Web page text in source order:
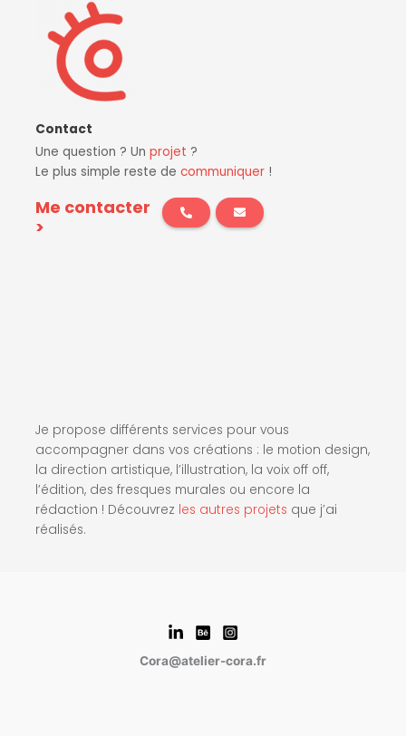
Contact
Une question ? Unprojet ?
Le plus simple reste decommuniquer !
Me contacter
>
Je propose différents services pour vous
accompagner dans vos créations : le motion design,
la direction artistique, l’illustration, la voix off off,
l’édition, des fresques murales ou encore la
rédaction ! Découvrez les autres projets que j’ai
réalisés.
Cora@atelier-cora.fr